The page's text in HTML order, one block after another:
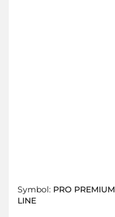
Symbol: PRO PREMIUM
LINE